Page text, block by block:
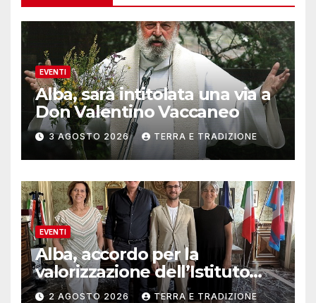
EVENTI
Alba, sarà intitolata una via a
Don Valentino Vaccaneo
3 AGOSTO 2026 TERRA E TRADIZIONE
EVENTI
Alba, accordo per la
valorizzazione dell’Istituto
musicale Rocca
2 AGOSTO 2026 TERRA E TRADIZIONE